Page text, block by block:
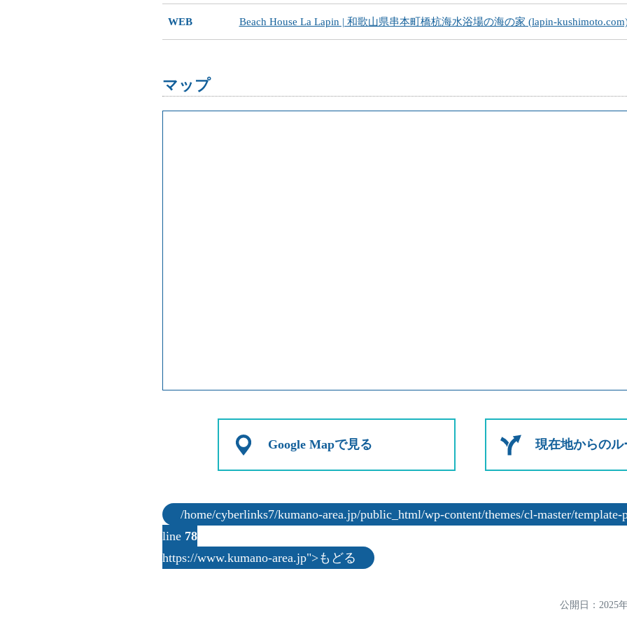
WEB Beach House La Lapin | 和歌山県串本町橋杭海水浴場の海の家 (lapin-
マップ
Google Mapで見る 現在地からのル
/home/cyberlinks7/kumano-area.jp/public_html/wp-content/themes/cl-master/
line 78
https://www.kumano-area.jp">もどる
公開日： 2025